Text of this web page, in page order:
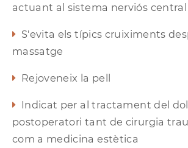
actuant al sistema nerviós central
S'evita els típics cruiximents
massatge
Rejoveneix la pell
Indicat per al tractament del
postoperatori tant de cirurgia
com a medicina estètica